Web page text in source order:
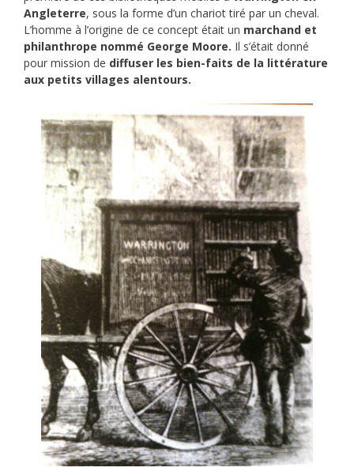
Angleterre, sous la forme d’un chariot tiré par un cheval.
L’homme à l’origine de ce concept était un marchand et
philanthrope nommé George Moore. Il s’était donné
pour mission de diffuser les bien-faits de la littérature
aux petits villages alentours.